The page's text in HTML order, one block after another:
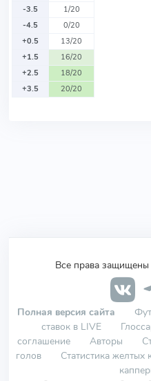
-3.5
1/20
-4.5
0/20
+0.5
13/20
+1.5
16/20
+2.5
18/20
+3.5
20/20
Все права
Полная версия сайта
ставок в LIVE
соглашение
Авторы
голов
Статистика желтых